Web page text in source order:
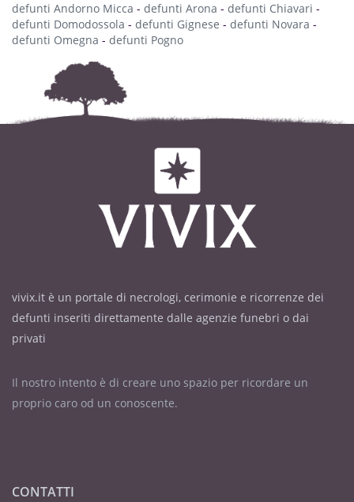
defunti Andorno Micca - defunti Arona - defunti Chiavari -
defunti Domodossola - defunti Gignese - defunti Novara -
defunti Omegna - defunti Pogno
vivix.it è un portale di necrologi, cerimonie e ricorrenze dei
defunti inseriti direttamente dalle agenzie funebri o dai
privati
Il nostro intento è di creare uno spazio per ricordare un
proprio caro od un conoscente.
CONTATTI